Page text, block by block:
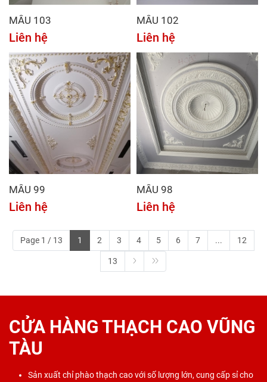
MẪU 103
Liên hệ
MẪU 102
Liên hệ
MẪU 99
Liên hệ
MẪU 98
Liên hệ
Page 1 / 13 1 2 3 4 5 6 7 ... 12
13
CỬA HÀNG THẠCH CAO VŨNG
TÀU
Sản xuất chỉ phào thạch cao với số lượng lớn, cung cấp sỉ cho